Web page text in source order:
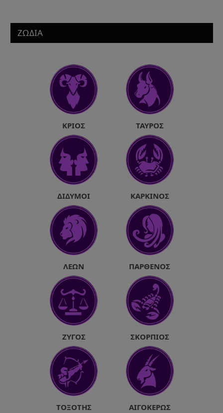
ΖΩΔΙΑ
ΚΡΙΌΣ ΤΑΎΡΟΣ
ΔΊΔΥΜΟΙ ΚΑΡΚΊΝΟΣ
ΛΈΩΝ ΠΑΡΘΈΝΟΣ
ΖΥΓΌΣ ΣΚΟΡΠΙΌΣ
ΤΟΞΌΤΗΣ ΑΙΓΌΚΕΡΩΣ